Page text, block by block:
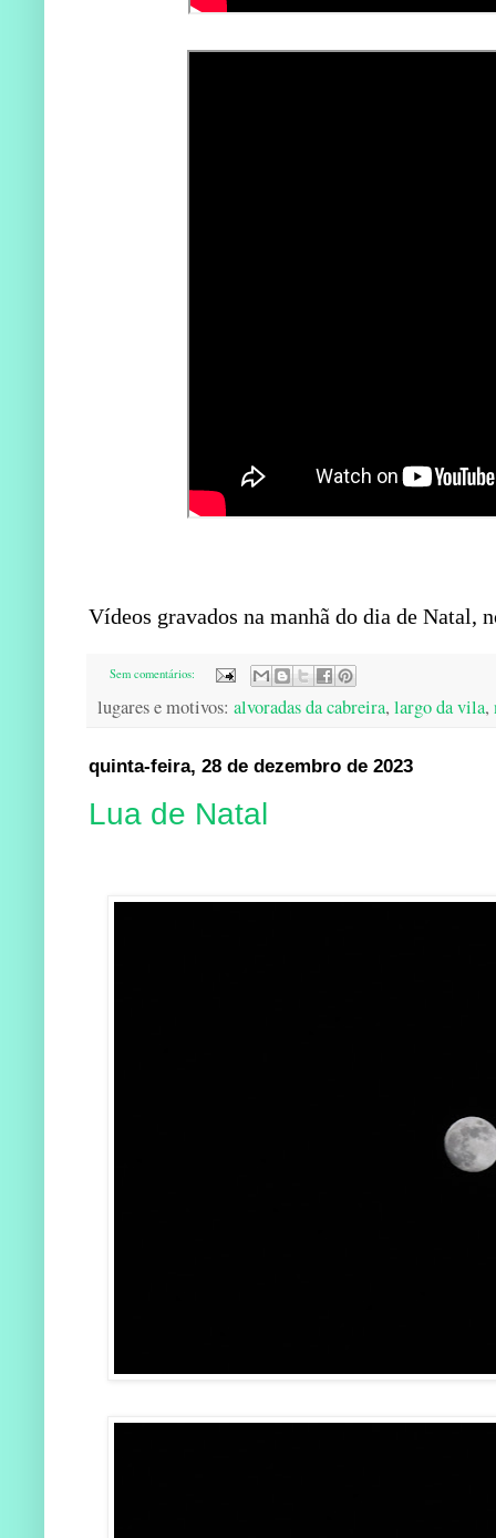
Vídeos gravados na manhã do dia de Natal,
Sem comentários:
lugares e motivos: alvoradas da cabreira, largo da vila,
quinta-feira, 28 de dezembro de 2023
Lua de Natal